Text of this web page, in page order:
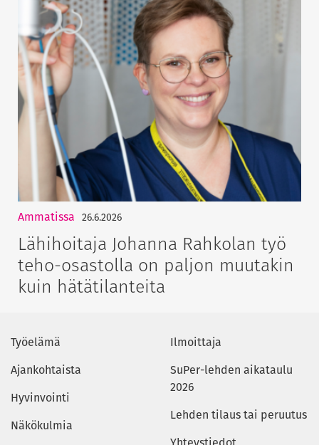
Ammatissa 26.6.2026
Lähihoitaja Johanna Rahkolan työ
teho-osastolla on paljon muutakin
kuin hätätilanteita
Työelämä
Ajankohtaista
Hyvinvointi
Näkökulmia
Ilmoittaja
SuPer-lehden aikataulu
2026
Lehden tilaus tai peruutus